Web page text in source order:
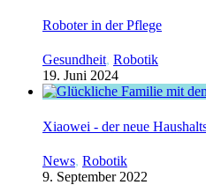
Roboter in der Pflege
Gesundheit, Robotik
19. Juni 2024
Xiaowei - der neue
News, Robotik
9. September 2022